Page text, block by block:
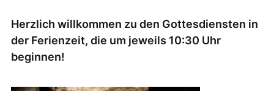
Herzlich willkommen zu den Gottesdiensten in
der Ferienzeit, die um jeweils 10:30 Uhr
beginnen!